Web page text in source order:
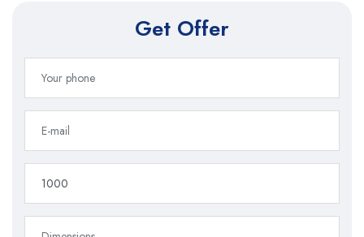
Get Offer